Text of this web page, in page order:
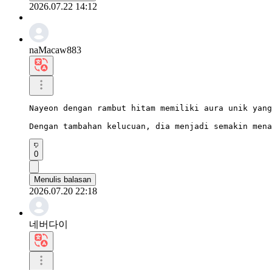
2026.07.22 14:12
naMacaw883
Nayeon dengan rambut hitam memiliki aura unik yang
Dengan tambahan kelucuan, dia menjadi semakin
0
Menulis balasan
2026.07.20 22:18
네버다이